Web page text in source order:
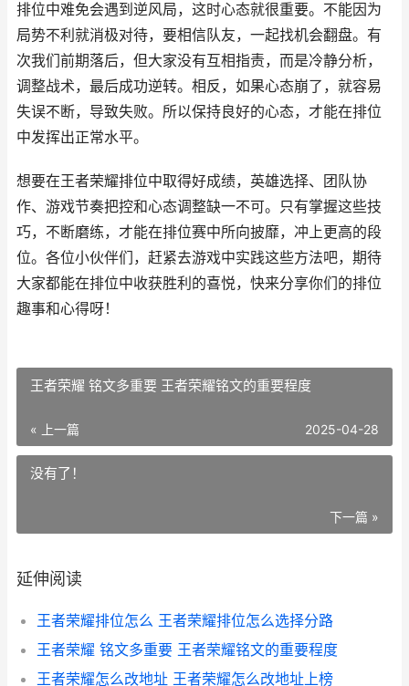
排位中难免会遇到逆风局，这时心态就很重要。不能因为
局势不利就消极对待，要相信队友，一起找机会翻盘。有
次我们前期落后，但大家没有互相指责，而是冷静分析，
调整战术，最后成功逆转。相反，如果心态崩了，就容易
失误不断，导致失败。所以保持良好的心态，才能在排位
中发挥出正常水平。
想要在王者荣耀排位中取得好成绩，英雄选择、团队协
作、游戏节奏把控和心态调整缺一不可。只有掌握这些技
巧，不断磨练，才能在排位赛中所向披靡，冲上更高的段
位。各位小伙伴们，赶紧去游戏中实践这些方法吧，期待
大家都能在排位中收获胜利的喜悦，快来分享你们的排位
趣事和心得呀！
王者荣耀 铭文多重要 王者荣耀铭文的重要程度
« 上一篇 2025-04-28
没有了！
下一篇 »
延伸阅读
王者荣耀排位怎么 王者荣耀排位怎么选择分路
王者荣耀 铭文多重要 王者荣耀铭文的重要程度
王者荣耀怎么改地址 王者荣耀怎么改地址上榜